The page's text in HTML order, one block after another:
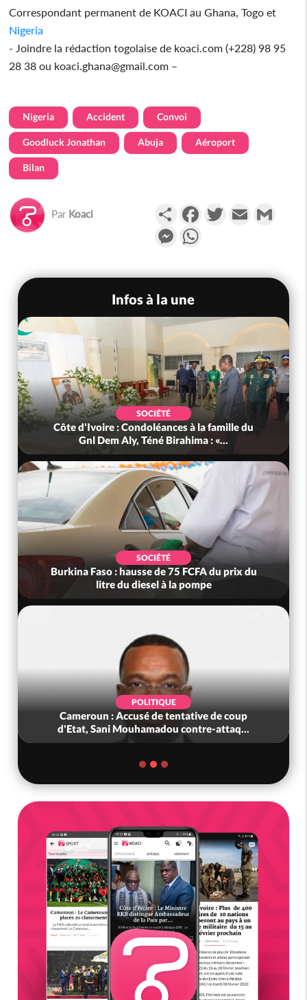
Correspondant permanent de KOACI au Ghana, Togo et
Nigeria
- Joindre la rédaction togolaise de koaci.com (+228) 98 95
28 38 ou koaci.ghana@gmail.com –
Nigeria Accident Convoi
Goodluck Jonathan Abuja Aéroport
Bilan
Par Koaci PartagerFacebookTwitterEmail
Messenger
Infos à la une
SOCIÉTÉ
Côte d'Ivoire : Condoléances à la famille du
Gnl Dem Aly, Téné Birahima : «...
SOCIÉTÉ
Burkina Faso : hausse de 75 FCFA du prix du
litre du diesel à la pompe
POLITIQUE
Cameroun : Accusé de tentative de coup
d'Etat, Sani Mouhamadou contre-attaq...